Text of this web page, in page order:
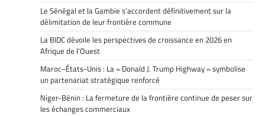
Le Sénégal et la Gambie s’accordent définitivement sur la
délimitation de leur frontière commune
La BIDC dévoile les perspectives de croissance en 2026 en
Afrique de l’Ouest
Maroc–États-Unis : La « Donald J. Trump Highway » symbolise
un partenariat stratégique renforcé
Niger-Bénin : La fermeture de la frontière continue de peser sur
les échanges commerciaux